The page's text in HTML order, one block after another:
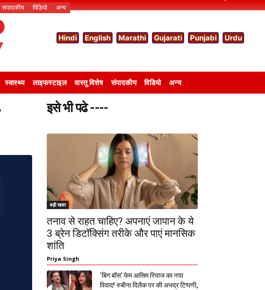
संपादकीय विडियो अन्य
Hindi English Marathi Gujarati Punjabi Urdu
स्वास्थ्य लाइफस्टाइल वास्तु विशेष संपादकीय विडियो अन्य
इसे भी पढे ----
बड़ी खबर
तनाव से राहत चाहिए? अपनाएं जापान के ये
3 ब्रेन डिटॉक्सिंग तरीके और पाएं मानसिक
शांति
Priya Singh
‘बिग बॉस’ फेम आसिम रियाज का नया
विवाद! रुबीना दिलैक पर की अभद्र टिप्पणी,